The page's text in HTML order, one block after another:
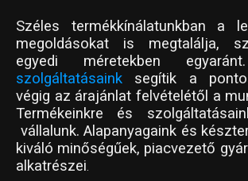
Széles termékkínálatunkban a
megoldásokat is megtalálja,
egyedi méretekben
szolgáltatásaink segítik a
végig az árajánlat felvételétől a
Termékeinkre és
vállalunk. Alapanyagaink és
kiváló minőségűek, piacvezető
alkatrészei